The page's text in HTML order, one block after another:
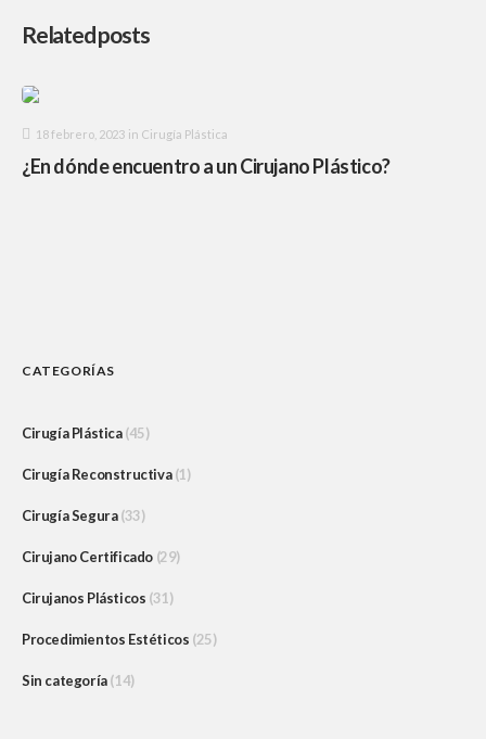
Related posts
18 febrero, 2023 in Cirugía Plástica
¿En dónde encuentro a un Cirujano Plástico?
CATEGORÍAS
Cirugía Plástica(45)
Cirugía Reconstructiva(1)
Cirugía Segura(33)
Cirujano Certificado (29)
Cirujanos Plásticos (31)
Procedimientos Estéticos (25)
Sin categoría(14)